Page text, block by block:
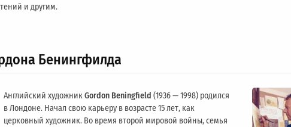
и другим.
Бенингфилда
Английский художникGordon Beningfield (1936 — 1998) родился
в Лондоне. Начал свою карьеру в возрасте 15 лет, как
церковный художник. Во время второй мировой войны, семья